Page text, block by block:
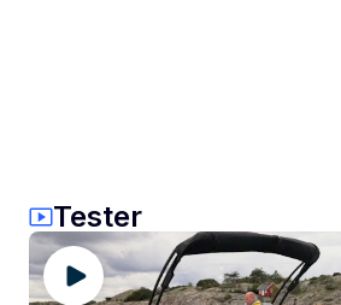
Tester